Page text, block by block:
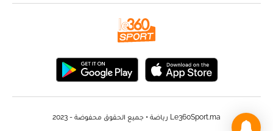
Le360Sport.ma رياضة • جميع الحقوق محفوضة - 2023